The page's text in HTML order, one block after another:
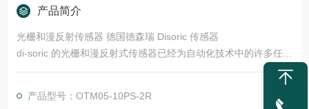
产品简介
光栅和漫反射传感器 德国德森瑞 Disoric 传感器
di-soric 的光栅和漫反射式传感器已经为自动化技术中的许多任务
领域开发了多种型号和功能原理。这些产品适用于快速、安全的
物体检测，并具有较高的功能安全性。提供各种功能原理、传感
器.LHT 41 M 0.2 G3-T3
产品型号：OTM05-10PS-2R